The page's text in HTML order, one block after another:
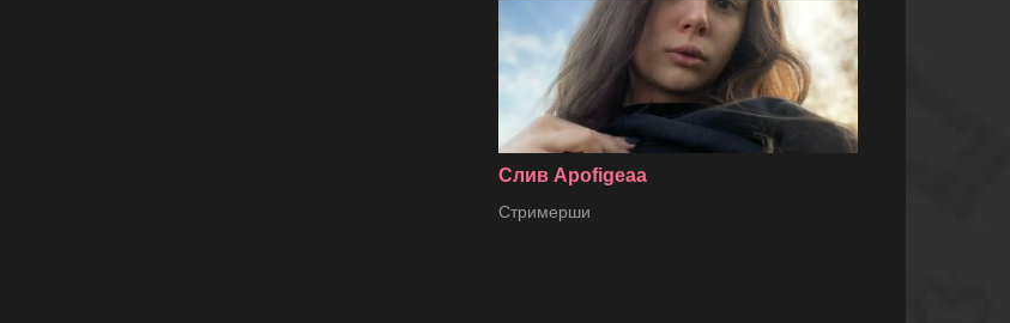
Слив Apofigeaa
Стримерши